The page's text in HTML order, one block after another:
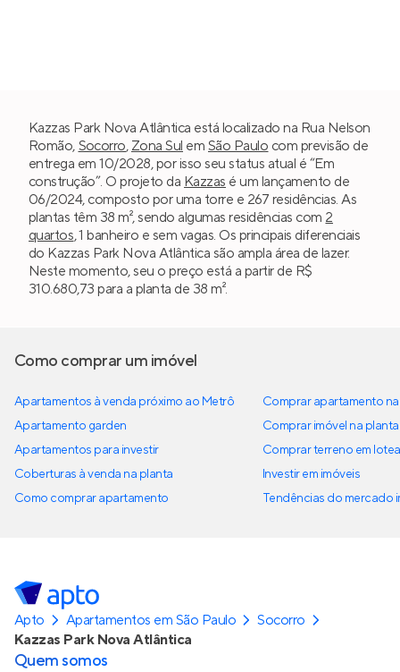
Kazzas Park Nova Atlântica está localizado na Rua Nelson
Romão, Socorro, Zona Sul em São Paulo com previsão de
entrega em 10/2028, por isso seu status atual é “Em
construção”. O projeto da Kazzas é um lançamento de
06/2024, composto por uma torre e 267 residências. As
plantas têm 38 m², sendo algumas residências com 2
quartos, 1 banheiro e sem vagas. Os principais diferenciais
do Kazzas Park Nova Atlântica são ampla área de lazer.
Neste momento, seu o preço está a partir de R$
310.680,73 para a planta de 38 m².
Como comprar um imóvel
Apartamentos à venda próximo ao Metrô
Apartamento garden
Apartamentos para investir
Coberturas à venda na planta
Como comprar apartamento
Comprar apartamento
Comprar imóvel na planta
Comprar terreno em
Investir em imóveis
Tendências do mercado
Apto Apartamentos em São Paulo
Socorro
Kazzas Park Nova Atlântica
Quem somos